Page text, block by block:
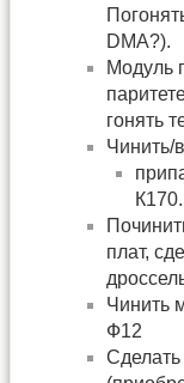
DMА?).
Модуль
гонять
Чинить/
плат,
Чинить
Ф12